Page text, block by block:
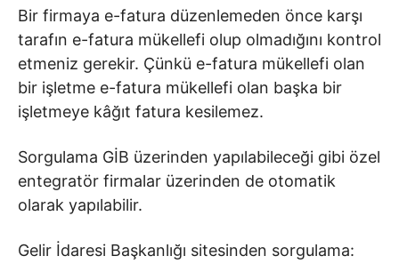
Bir firmaya e-fatura düzenlemeden önce karşı
tarafın e-fatura mükellefi olup olmadığını kontrol
etmeniz gerekir. Çünkü e-fatura mükellefi olan
bir işletme e-fatura mükellefi olan başka bir
işletmeye kâğıt fatura kesilemez.
Sorgulama GİB üzerinden yapılabileceği gibi özel
entegratör firmalar üzerinden de otomatik
olarak yapılabilir.
Gelir İdaresi Başkanlığı sitesinden sorgulama: